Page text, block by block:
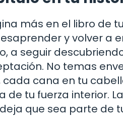
más en el libro de
y volver a
a seguir
No temas
cana en tu
de tu fuerza interior.
que sea parte de